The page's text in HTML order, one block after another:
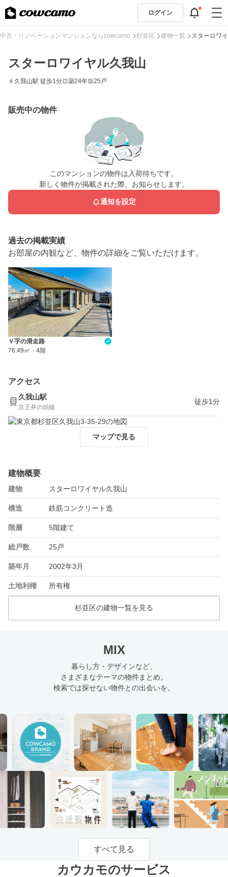
ログイン
中古・リノベーションマンションならcowcamo 杉並区 建物一覧 スターロワ
スターロワイヤル久我山
久我山駅 徒歩1分 築24年 25戸
販売中の物件
このマンションの物件は入荷待ちです。
新しく物件が掲載された際、お知らせします。
通知を設定
過去の掲載実績
お部屋の内観など、物件の詳細をご覧いただけます。
Ｖ字の滑走路
76.49㎡ ・ 4階
アクセス
久我山駅
京王井の頭線
徒歩1分
マップで見る
建物概要
建物 スターロワイヤル久我山
構造 鉄筋コンクリート造
階層 5階建て
総戸数 25戸
築年月 2002年3月
土地利権 所有権
杉並区の建物一覧を見る
MIX
暮らし方・デザインなど、
さまざまなテーマの物件まとめ。
検索では探せない物件との出会いを。
すべて見る
カウカモのサービス